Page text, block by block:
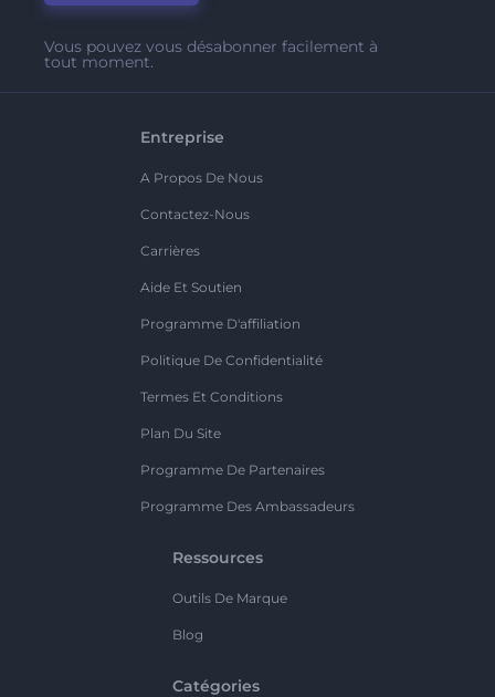
Vous pouvez vous désabonner facilement à
tout moment.
Entreprise
A Propos De Nous
Contactez-Nous
Carrières
Aide Et Soutien
Programme D'affiliation
Politique De Confidentialité
Termes Et Conditions
Plan Du Site
Programme De Partenaires
Programme Des Ambassadeurs
Ressources
Outils De Marque
Blog
Catégories